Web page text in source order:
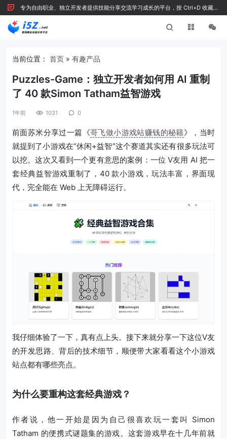
专为自由职业、独立开发者提供技能分享交流学习成长的平台，按 Ctrl+D 收藏我
们
当前位置： 首页 » 有趣产品
Puzzles-Game：独立开发者如何用 AI 重制
了 40 款Simon Tatham益智游戏
1年前 1031 0
前面苏米分享过一篇《哥飞做小游戏站赚钱的秘籍》，当时
就提到了小游戏在“休闲+益智”这个赛道其实还有很多玩法可
以挖。这次又看到一个更有意思的案例：一位 V友用 AI 把一
套经典益智游戏重制了，40 款小游戏，玩法丰富，界面现
代，完全能在 Web 上无障碍运行。
我仔细体验了一下，真有点上头。接下来就分享一下这位V友
的开发思路、背后的技术细节，顺便带大家看看这个小游戏
站点都有哪些亮点。
为什么要重构这套经典游戏？
作者说，他一开始是因为自己很喜欢玩一套叫 Simon
Tatham 的便携式谜题集的游戏。这套游戏早在十几年前就